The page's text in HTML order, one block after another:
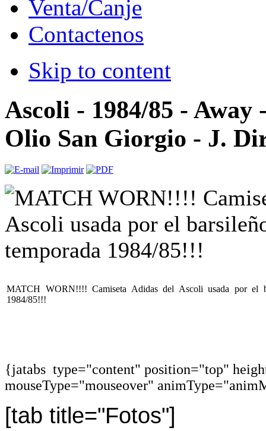
Venta/Canje
Contactenos
Skip to content
Ascoli - 1984/85 - Away
Olio San Giorgio - J.
MATCH WORN!!!! Camiseta Adidas del Ascoli usada por el
1984/85!!!
{jatabs type="content" position="top"
mouseType="mouseover"
[tab title="Fotos"]